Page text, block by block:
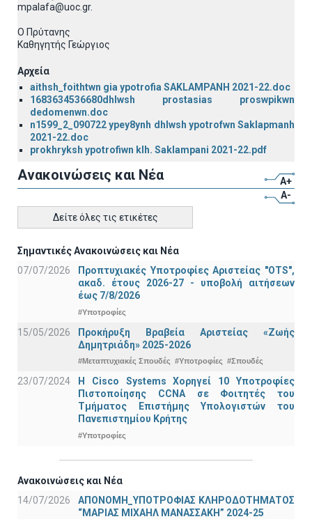
mpalafa@uoc.gr.
Ο Πρύτανης
Καθηγητής Γεώργιος
Αρχεία
aithsh_foithtwn gia ypotrofia SAKLAMPANH 2021-22.doc
1683634536680dhlwsh prostasias proswpikwn
dedomenwn.doc
n1599_2_090722 ypey8ynh dhlwsh ypotrofwn Saklapmanh
2021-22.doc
prokhryksh ypotrofiwn klh. Saklampani 2021-22.pdf
Ανακοινώσεις και Νέα
A+
A-
Δείτε όλες τις ετικέτες
Σημαντικές Ανακοινώσεις και Νέα
07/07/2026
Προπτυχιακές Υποτροφίες Αριστείας "OTS",
ακαδ. έτους 2026-27 - υποβολή αιτήσεων
έως 7/8/2026
#Υποτροφίες
15/05/2026
Προκήρυξη Βραβεία Αριστείας «Ζωής
Δημητριάδη» 2025-2026
#Μεταπτυχιακές Σπουδές #Υποτροφίες #Σπουδές
23/07/2024
Η Cisco Systems Χορηγεί 10 Υποτροφίες
Πιστοποίησης CCNA σε Φοιτητές του
Τμήματος Επιστήμης Υπολογιστών του
Πανεπιστημίου Κρήτης
#Υποτροφίες
Ανακοινώσεις και Νέα
14/07/2026
ΑΠΟΝΟΜΗ_ΥΠΟΤΡΟΦΙΑΣ ΚΛΗΡΟΔΟΤΗΜΑΤΟΣ
“ΜΑΡΙΑΣ ΜΙΧΑΗΛ ΜΑΝΑΣΣΑΚΗ” 2024-25